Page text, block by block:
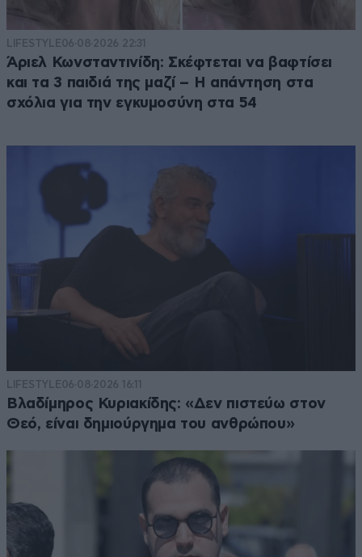
LIFESTYLE06·08·2026 22:31
Άριελ Κωνσταντινίδη: Σκέφτεται να βαφτίσει
και τα 3 παιδιά της μαζί – Η απάντηση στα
σχόλια για την εγκυμοσύνη στα 54
LIFESTYLE06·08·2026 16:11
Βλαδίμηρος Κυριακίδης: «Δεν πιστεύω στον
Θεό, είναι δημιούργημα του ανθρώπου»